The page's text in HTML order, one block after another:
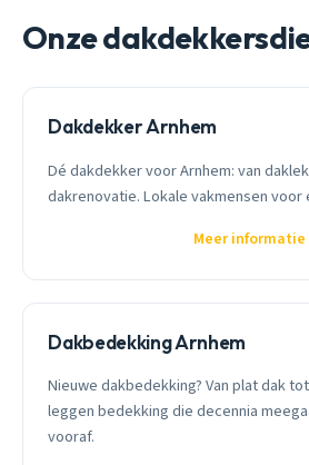
Onze
Dakdekker Arnhem
Dé dakdekker voor Arnhem: van
dakrenovatie. Lokale vakmensen voor
Meer informatie
Dakbedekking Arnhem
Nieuwe dakbedekking? Van plat dak
leggen bedekking die decennia
vooraf.